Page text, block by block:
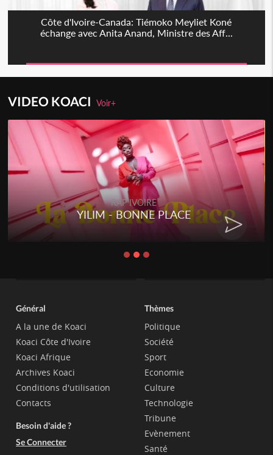
Côte d'Ivoire-Canada: Tiémoko Meyliet Koné
échange avec Anita Anand, Ministre des Aff...
VIDEO KOACIVoir+
RAP IVOIRE
YILIM - BONNE PLACE
Général
A la une de Koaci
Koaci Côte d'Ivoire
Koaci Afrique
Archives Koaci
Conditions d'utilisation
Contacts
Besoin d'aide ?
Se Connecter
Thèmes
Politique
Société
Sport
Economie
Culture
Technologie
Tribune
Evènement
Santé